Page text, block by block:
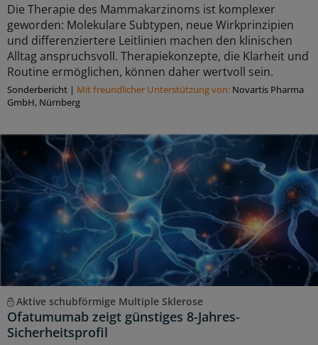
Die Therapie des Mammakarzinoms ist komplexer
geworden: Molekulare Subtypen, neue Wirkprinzipien
und differenziertere Leitlinien machen den klinischen
Alltag anspruchsvoll. Therapiekonzepte, die Klarheit und
Routine ermöglichen, können daher wertvoll sein.
Sonderbericht | Mit freundlicher Unterstützung von: Novartis Pharma
GmbH, Nürnberg
Aktive schubförmige Multiple Sklerose
Ofatumumab zeigt günstiges 8-Jahres-
Sicherheitsprofil